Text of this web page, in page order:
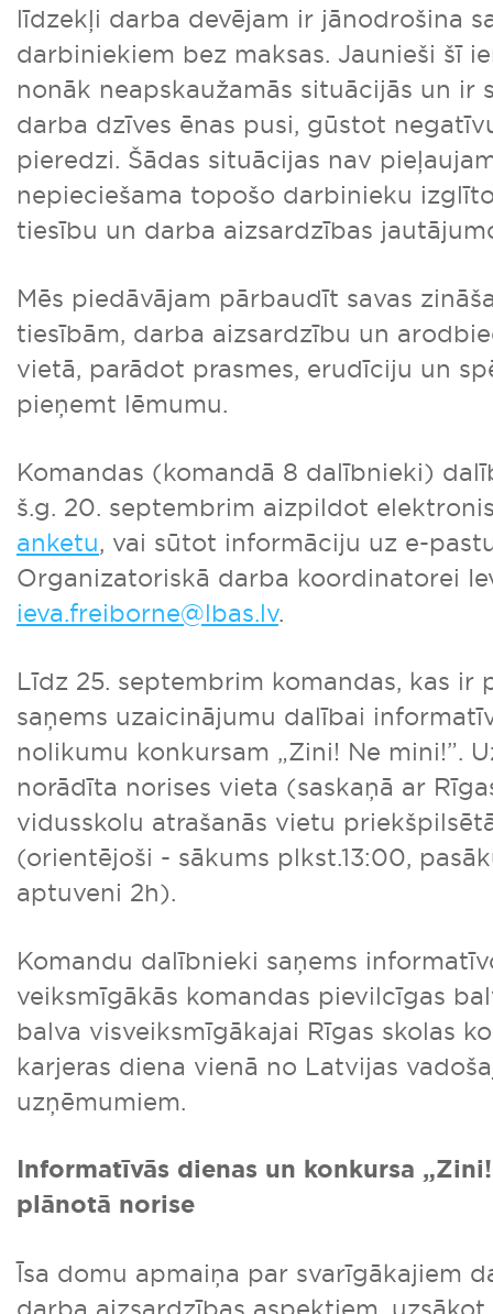
līdzekļi darba devējam ir jānodrošina
darbiniekiem bez maksas. Jaunieši šī
nonāk neapskaužamās situācijās un ir
darba dzīves ēnas pusi, gūstot
pieredzi. Šādas situācijas nav
nepieciešama topošo darbinieku
tiesību un darba aizsardzības
Mēs piedāvājam pārbaudīt savas
tiesībām, darba aizsardzību un
vietā, parādot prasmes, erudīciju un
pieņemt lēmumu.
Komandas (komandā 8 dalībnieki)
š.g. 20. septembrim aizpildot
anketu, vai sūtot informāciju uz e-
Organizatoriskā darba koordinatorei
ieva.freiborne@lbas.lv.
Līdz 25. septembrim komandas, kas ir
saņems uzaicinājumu dalībai
nolikumu konkursam „Zini! Ne mini!”.
norādīta norises vieta (saskaņā ar
vidusskolu atrašanās vietu
(orientējoši - sākums plkst.13:00,
aptuveni 2h).
Komandu dalībnieki saņems
veiksmīgākās komandas pievilcīgas
balva visveiksmīgākajai Rīgas skolas
karjeras diena vienā no Latvijas
uzņēmumiem.
Informatīvās dienas un konkursa
plānotā norise
Īsa domu apmaiņa par svarīgākajiem